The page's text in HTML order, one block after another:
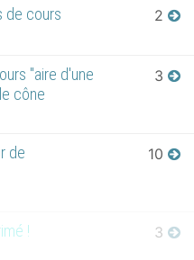
de cours 2
"aire d'une
cône
3
de
10
! 3